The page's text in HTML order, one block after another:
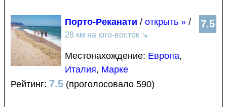
7.5
Порто-Реканати / открыть » /
28 км на юго-восток ↘
Местонахождение: Европа,
Италия, Марке
Рейтинг: 7.5 (проголосовало 590)